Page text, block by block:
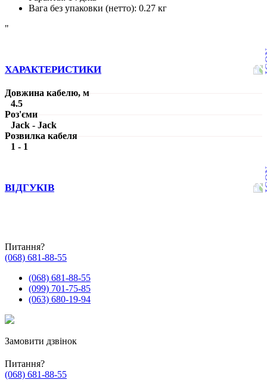
Вага без упаковки (нетто): 0.27 кг
"
ХАРАКТЕРИСТИКИ
Довжина кабелю, м
4.5
Роз'єми
Jack - Jack
Розвилка кабеля
1 - 1
ВІДГУКІВ
Питання?
(068) 681-88-55
(068) 681-88-55
(099) 701-75-85
(063) 680-19-94
Замовити дзвінок
Питання?
(068) 681-88-55